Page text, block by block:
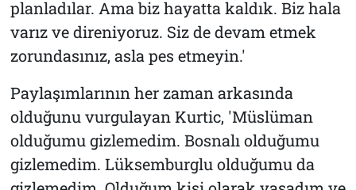
planladılar. Ama biz hayatta kaldık. Biz hala
varız ve direniyoruz. Siz de devam etmek
zorundasınız, asla pes etmeyin.'
Paylaşımlarının her zaman arkasında
olduğunu vurgulayan Kurtic, 'Müslüman
olduğumu gizlemedim. Bosnalı olduğumu
gizlemedim. Lüksemburglu olduğumu da